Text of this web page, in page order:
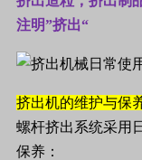
注明”挤出“
挤出机的维护与保
螺杆挤出系统采用
保养：